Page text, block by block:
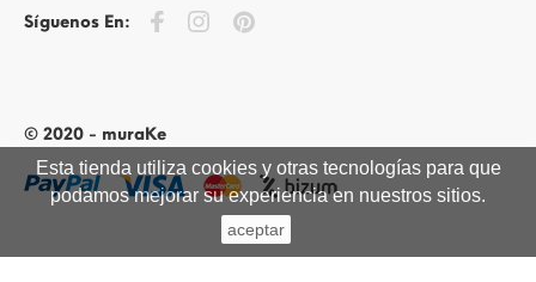
Síguenos En:
© 2020 - muraKe
Esta tienda utiliza cookies y otras tecnologías para que
podamos mejorar su experiencia en nuestros sitios.
aceptar